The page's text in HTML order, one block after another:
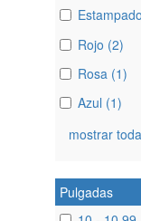
Rojo (2)
Rosa (1)
Azul (1)
mostrar
Pulgadas